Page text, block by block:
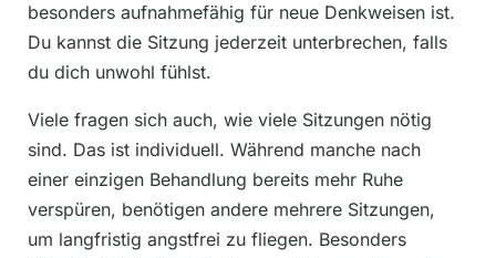
besonders aufnahmefähig für neue Denkweisen ist.
Du kannst die Sitzung jederzeit unterbrechen, falls
du dich unwohl fühlst.
Viele fragen sich auch, wie viele Sitzungen nötig
sind. Das ist individuell. Während manche nach
einer einzigen Behandlung bereits mehr Ruhe
verspüren, benötigen andere mehrere Sitzungen,
um langfristig angstfrei zu fliegen. Besonders